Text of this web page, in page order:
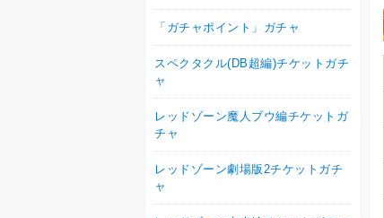
「ガチャポイント」ガチャ
スペクタクル(DB超編)チケットガチ
ャ
レッドゾーン魔人ブウ編チケットガ
チャ
レッドゾーン劇場版2チケットガチ
ャ